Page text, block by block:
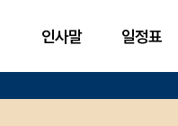
인사말 일정표